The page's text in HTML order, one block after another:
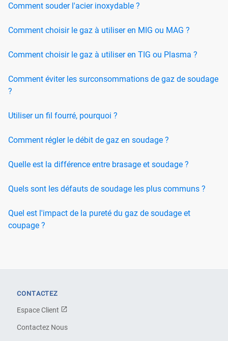
Comment souder l'acier inoxydable ?
Comment choisir le gaz à utiliser en MIG ou MAG ?
Comment choisir le gaz à utiliser en TIG ou Plasma ?
Comment éviter les surconsommations de gaz de soudage
?
Utiliser un fil fourré, pourquoi ?
Comment régler le débit de gaz en soudage ?
Quelle est la différence entre brasage et soudage ?
Quels sont les défauts de soudage les plus communs ?
Quel est l'impact de la pureté du gaz de soudage et
coupage ?
CONTACTEZ
Espace Client
Contactez Nous